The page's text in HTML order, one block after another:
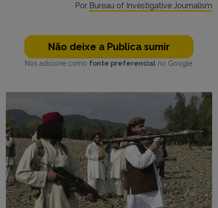
Por Bureau of Investigative Journalism
Não deixe a Publica sumir
Nos adicione como fonte preferencialno Google.